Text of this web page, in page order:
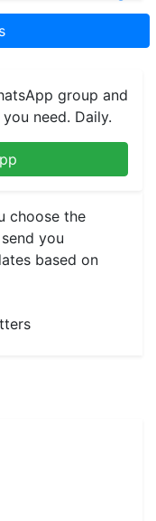
group and
need. Daily.
choose the
you
based on